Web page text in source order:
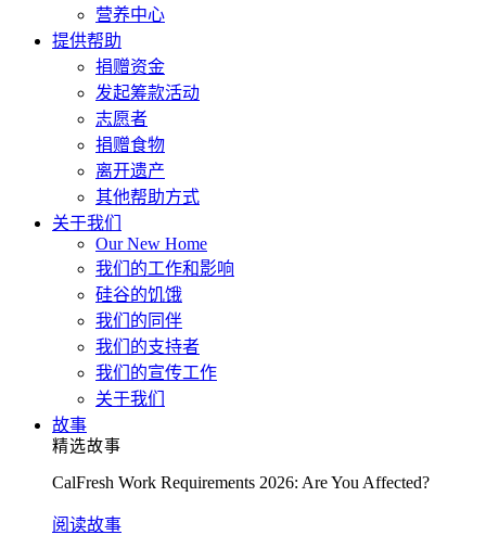
营养中心
提供帮助
捐赠资金
发起筹款活动
志愿者
捐赠食物
离开遗产
其他帮助方式
关于我们
Our New Home
我们的工作和影响
硅谷的饥饿
我们的同伴
我们的支持者
我们的宣传工作
关于我们
故事
精选故事
CalFresh Work Requirements 2026: Are You Affected?
阅读故事